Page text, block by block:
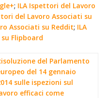
; ILA Ispettori del Lavoro
del Lavoro Associati su
Associati su Reddit; ILA
Flipboard
del Parlamento
del 14 gennaio
sulle ispezioni sul
efficaci come